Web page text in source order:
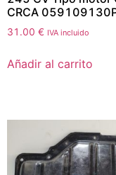
CRCA
31.00 € IVA incluido
Añadir al carrito